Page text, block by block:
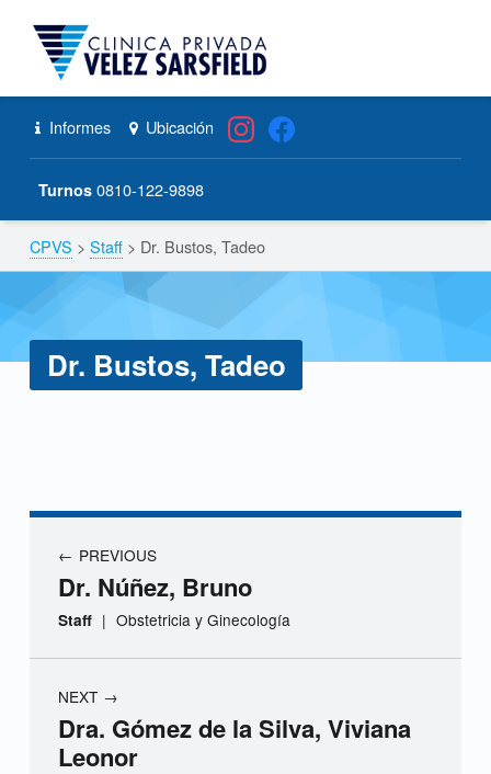
Dr. Bustos, Tadeo – CPVS
Primary Menu
Header info sidebar Informes Ubicación
Turnos 0810-122-9898
Breadcrumbs navigation
CPVS > Staff> Dr. Bustos, Tadeo
Dr. Bustos, Tadeo
r
s
PREVIOUS
Dr. Núñez, Bruno
Staff | Obstetricia y Ginecología
NEXT
Dra. Gómez de la Silva, Viviana
Leonor